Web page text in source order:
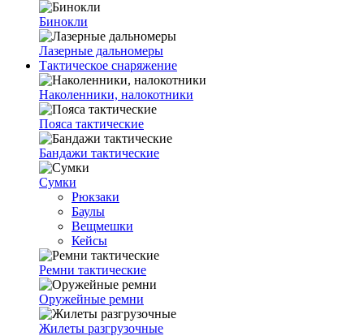
Бинокли
Лазерные дальномеры
Тактическое снаряжение
Наколенники, налокотники
Пояса тактические
Бандажи тактические
Сумки
Рюкзаки
Баулы
Вещмешки
Кейсы
Ремни тактические
Оружейные ремни
Жилеты разгрузочные